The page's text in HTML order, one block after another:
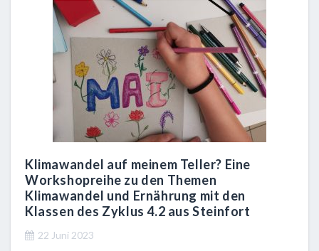
Klimawandel auf meinem Teller? Eine
Workshopreihe zu den Themen
Klimawandel und Ernährung mit den
Klassen des Zyklus 4.2 aus Steinfort
22 Juni 2023